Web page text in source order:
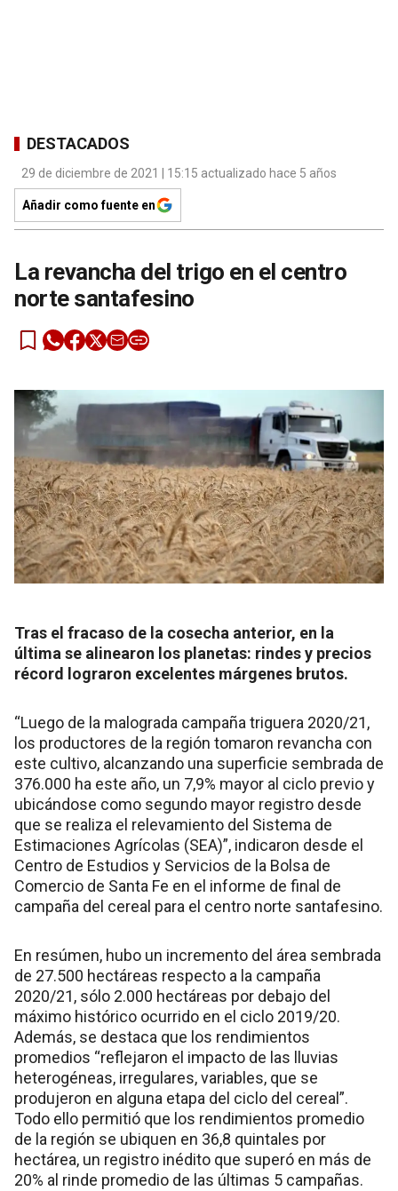
DESTACADOS
29 de diciembre de 2021 | 15:15 actualizado hace 5 años
Añadir como fuente en
La revancha del trigo en el centro
norte santafesino
Tras el fracaso de la cosecha anterior, en la
última se alinearon los planetas: rindes y precios
récord lograron excelentes márgenes brutos.
“Luego de la malograda campaña triguera 2020/21,
los productores de la región tomaron revancha con
este cultivo, alcanzando una superficie sembrada de
376.000 ha este año, un 7,9% mayor al ciclo previo y
ubicándose como segundo mayor registro desde
que se realiza el relevamiento del Sistema de
Estimaciones Agrícolas (SEA)”, indicaron desde el
Centro de Estudios y Servicios de la Bolsa de
Comercio de Santa Fe en el informe de final de
campaña del cereal para el centro norte santafesino.
En resúmen, hubo un incremento del área sembrada
de 27.500 hectáreas respecto a la campaña
2020/21, sólo 2.000 hectáreas por debajo del
máximo histórico ocurrido en el ciclo 2019/20.
Además, se destaca que los rendimientos
promedios “reflejaron el impacto de las lluvias
heterogéneas, irregulares, variables, que se
produjeron en alguna etapa del ciclo del cereal”.
Todo ello permitió que los rendimientos promedio
de la región se ubiquen en 36,8 quintales por
hectárea, un registro inédito que superó en más de
20% al rinde promedio de las últimas 5 campañas.